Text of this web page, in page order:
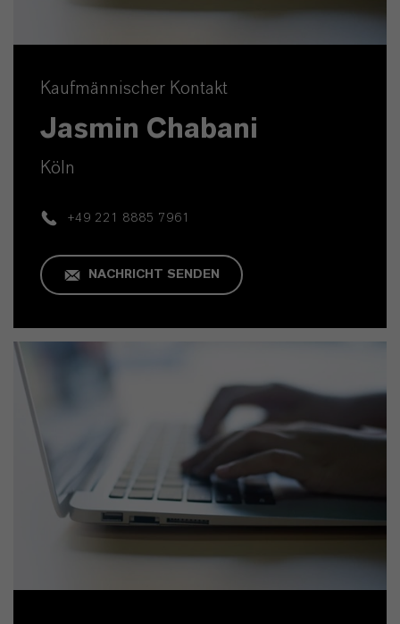
Kaufmännischer Kontakt
Jasmin Chabani
Köln
+49 221 8885 7961
NACHRICHT SENDEN